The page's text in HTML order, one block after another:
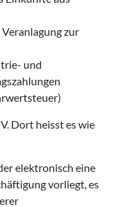
zur
und
Dort heisst es wie
elektronisch eine
vorliegt, es